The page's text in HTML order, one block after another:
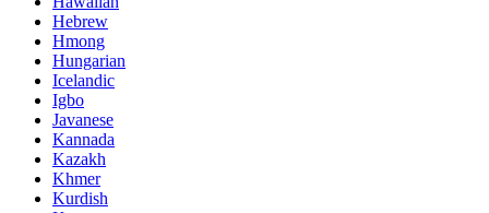
Hebrew
Hmong
Hungarian
Icelandic
Igbo
Javanese
Kannada
Kazakh
Khmer
Kurdish